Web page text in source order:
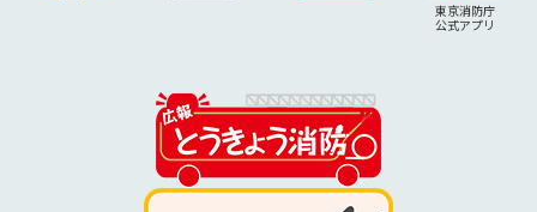
東京消防庁
公式アプリ